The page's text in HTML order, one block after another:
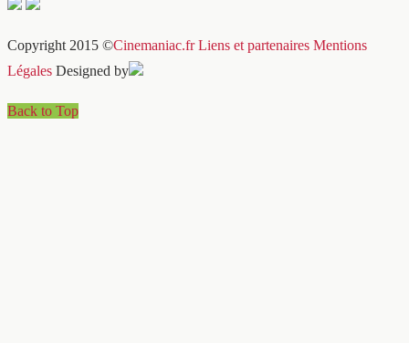
Copyright 2015 ©Cinemaniac.fr Liens et partenaires Mentions
Légales Designed by
Back to Top